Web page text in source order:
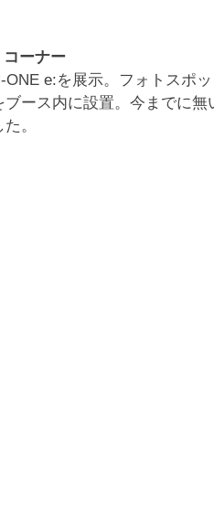
コーナー
ONE e:を展示。フォトスポ
ブース内に設置。今までに
。